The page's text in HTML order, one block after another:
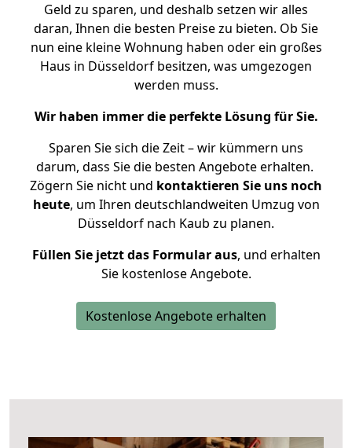
Geld zu sparen, und deshalb setzen wir alles
daran, Ihnen die besten Preise zu bieten. Ob Sie
nun eine kleine Wohnung haben oder ein großes
Haus in Düsseldorf besitzen, was umgezogen
werden muss.
Wir haben immer die perfekte Lösung für Sie.
Sparen Sie sich die Zeit – wir kümmern uns
darum, dass Sie die besten Angebote erhalten.
Zögern Sie nicht und kontaktieren Sie uns noch
heute, um Ihren deutschlandweiten Umzug von
Düsseldorf nach Kaub zu planen.
Füllen Sie jetzt das Formular aus, und erhalten
Sie kostenlose Angebote.
Kostenlose Angebote erhalten